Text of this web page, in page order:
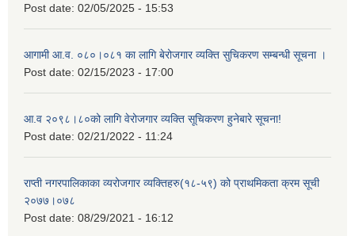
Post date: 02/05/2025 - 15:53
आगामी आ.व. ०८०।०८१ का लागि बेरोजगार व्यक्ति सुचिकरण सम्बन्धी सूचना ।
Post date: 02/15/2023 - 17:00
आ.व २०९८।८०को लागि वेरोजगार व्यक्ति सूचिकरण हुनेबारे सूचना!
Post date: 02/21/2022 - 11:24
राप्ती नगरपालिकाका व्यरोजगार व्यक्तिहरु(१८-५९) को प्राथमिकता क्रम सूची
२०७७।०७८
Post date: 08/29/2021 - 16:12